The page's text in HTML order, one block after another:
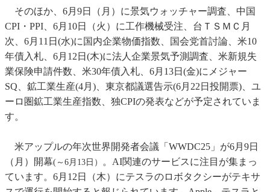
そのほか、6月9日（月）に景気ウォッチャー調査、中国
CPI・PPI、6月10日（火）に工作機械受注、台ＴＳＭＣ月
次、6月11日(水)に国内企業物価指数、国会党首討論、米10
年債入札、6月12日(木)に法人企業景気予測調査、米新規失
業保険申請件数、米30年債入札、6月13日(金)にメジャー
SQ、鉱工業生産(4月)、東京都議選告示(6月22日投開票)、ユ
ーロ圏鉱工業生産指数、独CPIの発表などが予定されていま
す。
米アップルの年次世界開発者会議「WWDC25」が6月9日
（月）開幕(～6月13日）
。AI関連のサービスに注目が集まっ
ています。6月12日（木）にテスラのロボタクシーがテキサ